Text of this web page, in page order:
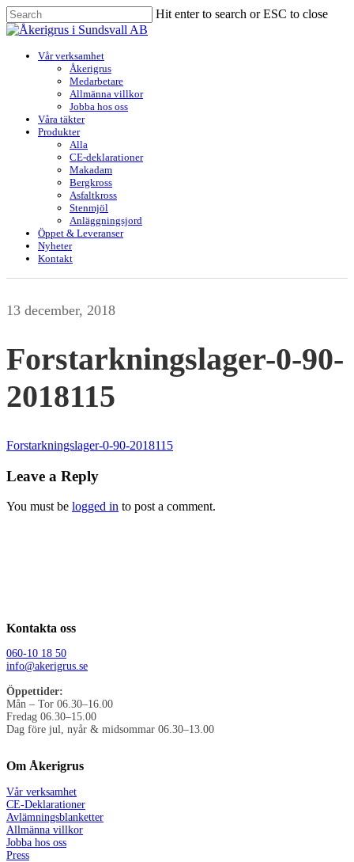
Skip
to
content
Hit enter to search or ESC to close
Close
Menu
Vår verksamhet
Åkerigrus
Medarbetare
Allmänna villkor
Jobba hos oss
Våra täkter
Produkter
Alla
CE-deklarationer
Makadam
Bergkross
Asfaltkross
Stenmjöl
Anläggningsjord
Öppet & Leveranser
Nyheter
Kontakt
13 december, 2018
Forstarkningslager-0-90-
2018115
Forstarkningslager-0-90-2018115
Leave a Reply
You must be logged in to post a comment.
Kontakta oss
060-10 18 50
info@akerigrus.se
Öppettider:
Mån – Tor 06.30–16.00
Fredag 06.30–15.00
Dag före jul, nyår & midsommar 06.30–13.00
Om Åkerigrus
Vår verksamhet
CE-Deklarationer
Avlämningsblanketter
Allmänna villkor
Jobba hos oss
Press